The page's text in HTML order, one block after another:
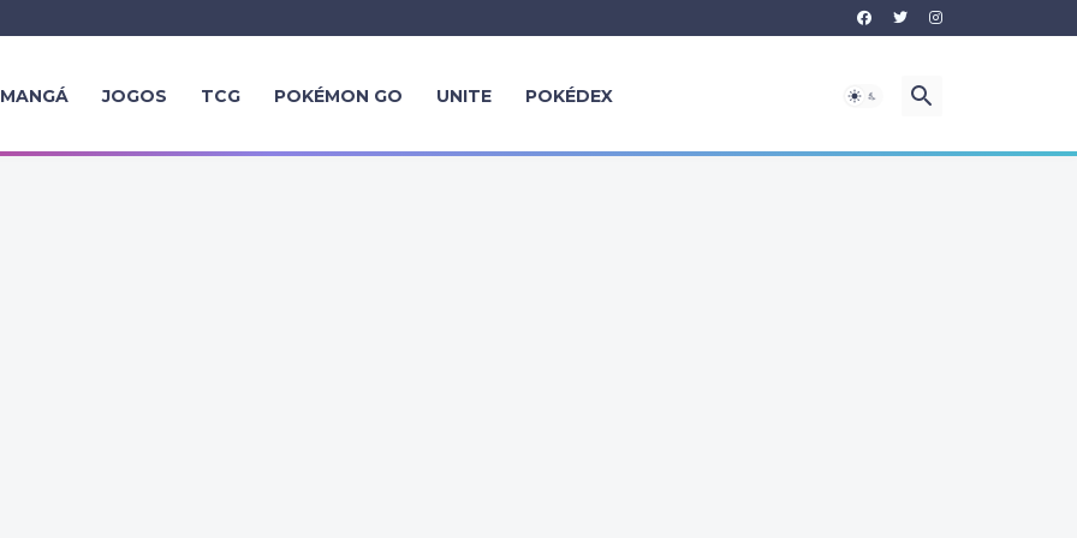
MANGÁ JOGOS TCG POKÉMON GO UNITE POKÉDEX